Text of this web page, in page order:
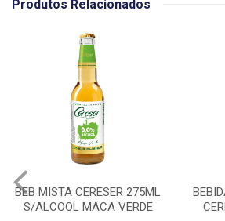
Produtos Relacionados
BEB MISTA CERESER 275ML
S/ALCOOL MACA VERDE